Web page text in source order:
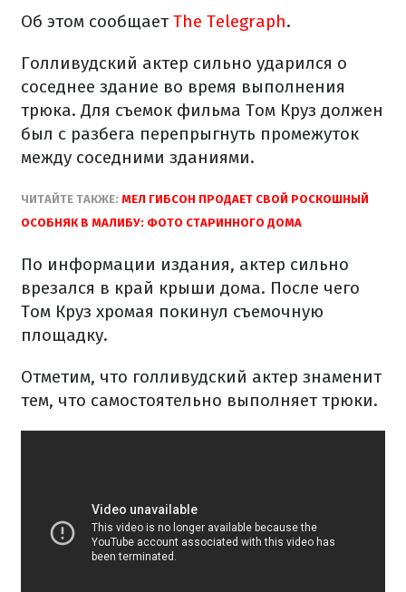
Об этом сообщаетThe Telegraph.
Голливудский актер сильно ударился о
соседнее здание во время выполнения
трюка. Для съемок фильма Том Круз должен
был с разбега перепрыгнуть промежуток
между соседними зданиями.
ЧИТАЙТЕ ТАКЖЕ: МЕЛ ГИБСОН ПРОДАЕТ СВОЙ РОСКОШНЫЙ
ОСОБНЯК В МАЛИБУ: ФОТО СТАРИННОГО ДОМА
По информации издания, актер сильно
врезался в край крыши дома. После чего
Том Круз хромая покинул съемочную
площадку.
Отметим, что голливудский актер знаменит
тем, что самостоятельно выполняет трюки.